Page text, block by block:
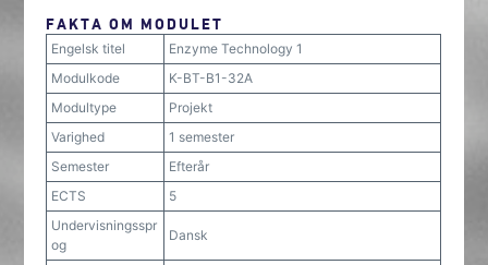
FAKTA OM MODULET
Engelsk titel
Enzyme Technology 1
Modulkode
K-BT-B1-32A
Modultype
Projekt
Varighed
1 semester
Semester
Efterår
ECTS
5
Undervisningsspr
og
Dansk